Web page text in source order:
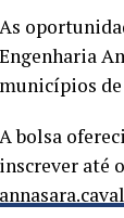
As
Engenharia
municípios de
A bolsa
inscrever até